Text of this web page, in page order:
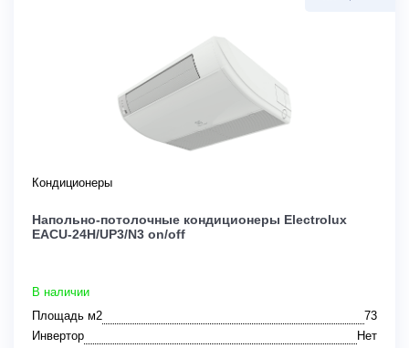
Кондиционеры
Напольно-потолочные кондиционеры Electrolux
EACU-24H/UP3/N3 on/off
В наличии
Площадь м2
73
Инвертор
Нет